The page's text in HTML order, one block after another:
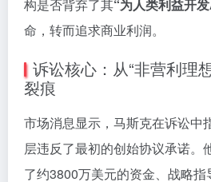
构是否背弃了其“为人类利益开
命，转而追求商业利润。
诉讼核心：从“非营利理
裂痕
市场消息显示，马斯克在诉讼中
层违反了最初的创始协议承诺。
了约3800万美元的资金、战略指